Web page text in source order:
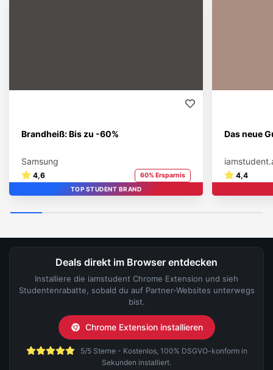
Brandheiß: Bis zu -60%
Samsung
4,6 60% Ersparnis
TOP STUDENT BRAND
Das neue
4,4
Deals direkt im Browser entdecken
Installiere die iamstudent Chrome Extension und sieh
Studentenrabatte, sobald du auf Partner-Websites unterwegs
bist.
Chrome Extension installieren
5/5 Sterne - Kostenlos, 100% DSGVO-konform in
Sekunden installiert.